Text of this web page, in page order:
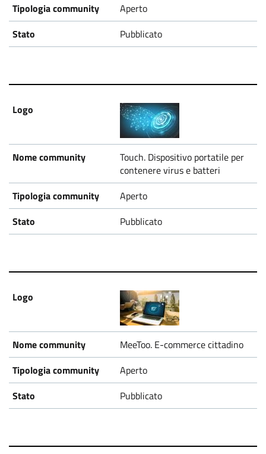
Aperto
Pubblicato
Touch. Dispositivo portatile per
contenere virus e batteri
Aperto
Pubblicato
MeeToo. E-commerce cittadino
Aperto
Pubblicato